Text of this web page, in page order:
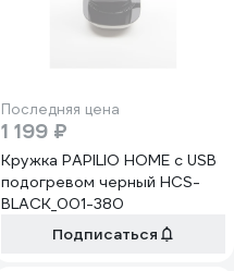
Последняя цена
1 199 ₽
Кружка PAPILIO HOME с USB
подогревом черный HCS-
BLACK_001-380
Подписаться